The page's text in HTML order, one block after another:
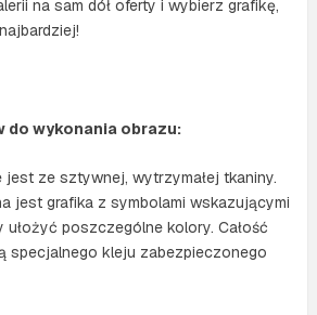
na sam dół oferty i wybierz grafikę,
do wykonania obrazu:
jest ze sztywnej, wytrzymałej tkaniny.
jest grafika z symbolami wskazującymi
ułożyć poszczególne kolory. Całość
specjalnego kleju zabezpieczonego